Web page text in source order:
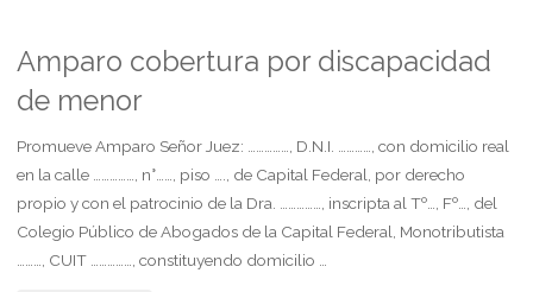
cautelar
de
innovar"
Amparo cobertura por discapacidad
de menor
Promueve Amparo Señor Juez: ……………, D.N.I. …………, con domicilio real
en la calle ……………, n°……, piso …., de Capital Federal, por derecho
propio y con el patrocinio de la Dra. ……………, inscripta al Tº…, Fº…, del
Colegio Público de Abogados de la Capital Federal, Monotributista
………, CUIT ……………, constituyendo domicilio …